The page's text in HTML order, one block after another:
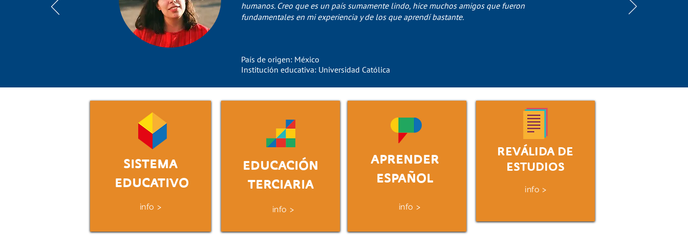
humanos. Creo que es un país sumamente lindo, hice muchos amigos que fueron
fundamentales en mi experiencia y de los que aprendí bastante.
País de origen: México
Institución educativa: Universidad Católica
SISTEMA
EDUCATIVO
Descubra cómo se
Uruguay
info >
EDUCACIÓN
TERCIARIA
universidades de Uruguay,
y otros institutos terciarios
info >
APRENDER
ESPAÑOL
lingüística en Uruguay.
info >
REVÁLIDA DE
ESTUDIOS
info >